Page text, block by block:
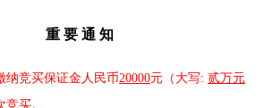
重 要 通 知
纳竞买保证金人民币20000元（大写: 贰万元
买。